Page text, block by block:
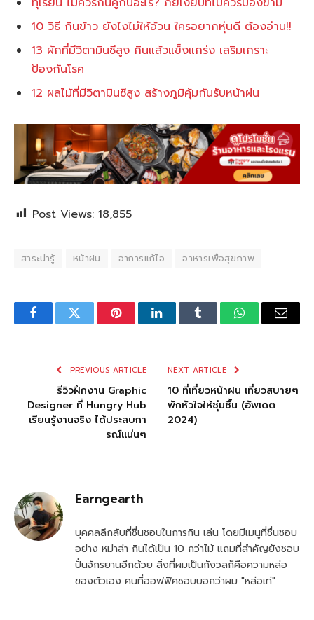
10 วิธี กินข้าว ยังไงไม่ให้อ้วน ใครอยากหุ่นดี ต้องอ่าน!!
13 ผักที่มีวิตามินซีสูง กินแล้วแข็งแกร่ง เสริมเกราะ
ป้องกันโรค
12 ผลไม้ที่มีวิตามินซีสูง สร้างภูมิคุ้มกันรับหน้าฝน
Post Views: 18,855
สาระน่ารู้ หน้าฝน อาการแก้ไอ อาหารเพื่อสุขภาพ
FacebookTwitter PinterestLinkedInTumblr WhatsAppEmail
PREVIOUS ARTICLE
รีวิวฝึกงาน Graphic
Designer ที่ Hungry Hub
เรียนรู้งานจริง ได้ประสบกา
รณ์แน่นๆ
NEXT ARTICLE
10 ที่เที่ยวหน้าฝน เที่ยวสบายๆ
พักหัวใจให้ชุ่มชื้น (อัพเดต
2024)
Earngearth
บุคคลลึกลับที่ชื่นชอบในการกิน เล่น โดยมีเมนูที่ชื่นชอบ
อย่าง หม่าล่า กินได้เป็น 10 กว่าไม้ แถมที่สำคัญยังชอบ
ปั่นจักรยานอีกด้วย สิ่งที่ผมเป็นกังวลก็คือความหล่อ
ของตัวเอง คนที่ออฟฟิศชอบบอกว่าผม "หล่อเท่"